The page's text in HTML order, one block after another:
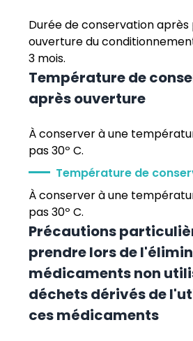
Durée de conservation
ouverture du
3 mois.
Température de
après ouverture
À conserver à une
pas 30º C.
Température de
À conserver à une
pas 30º C.
Précautions
prendre lors de
médicaments non
déchets dérivés de
ces médicaments